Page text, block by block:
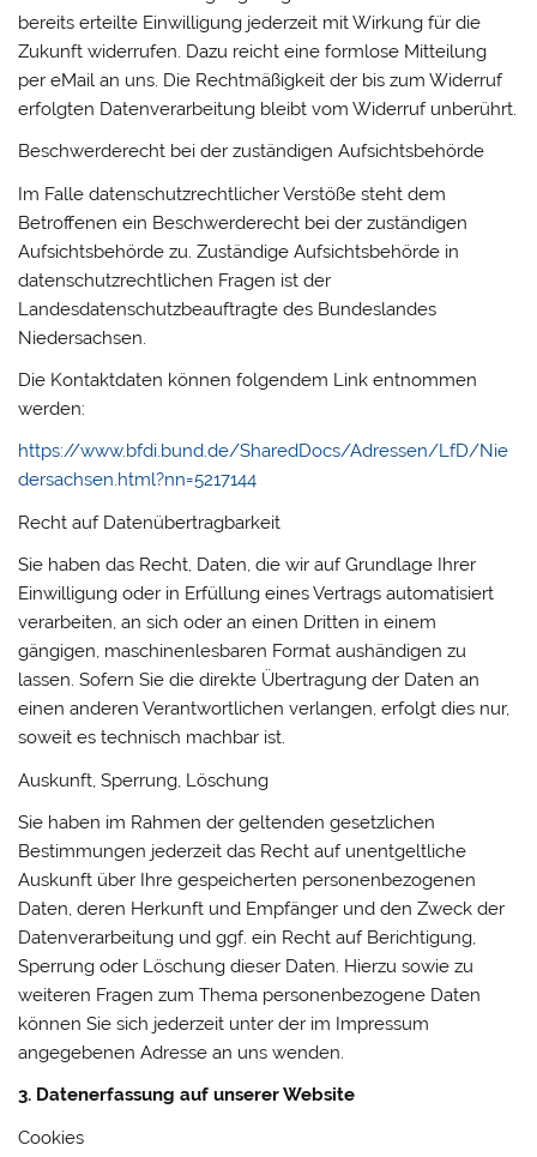
bereits erteilte Einwilligung jederzeit mit Wirkung für die
Zukunft widerrufen. Dazu reicht eine formlose Mitteilung
per eMail an uns. Die Rechtmäßigkeit der bis zum Widerruf
erfolgten Datenverarbeitung bleibt vom Widerruf unberührt.
Beschwerderecht bei der zuständigen Aufsichtsbehörde
Im Falle datenschutzrechtlicher Verstöße steht dem
Betroffenen ein Beschwerderecht bei der zuständigen
Aufsichtsbehörde zu. Zuständige Aufsichtsbehörde in
datenschutzrechtlichen Fragen ist der
Landesdatenschutzbeauftragte des Bundeslandes
Niedersachsen.
Die Kontaktdaten können folgendem Link entnommen
werden:
https://www.bfdi.bund.de/SharedDocs/Adressen/LfD/Nie
dersachsen.html?nn=5217144
Recht auf Datenübertragbarkeit
Sie haben das Recht, Daten, die wir auf Grundlage Ihrer
Einwilligung oder in Erfüllung eines Vertrags automatisiert
verarbeiten, an sich oder an einen Dritten in einem
gängigen, maschinenlesbaren Format aushändigen zu
lassen. Sofern Sie die direkte Übertragung der Daten an
einen anderen Verantwortlichen verlangen, erfolgt dies nur,
soweit es technisch machbar ist.
Auskunft, Sperrung, Löschung
Sie haben im Rahmen der geltenden gesetzlichen
Bestimmungen jederzeit das Recht auf unentgeltliche
Auskunft über Ihre gespeicherten personenbezogenen
Daten, deren Herkunft und Empfänger und den Zweck der
Datenverarbeitung und ggf. ein Recht auf Berichtigung,
Sperrung oder Löschung dieser Daten. Hierzu sowie zu
weiteren Fragen zum Thema personenbezogene Daten
können Sie sich jederzeit unter der im Impressum
angegebenen Adresse an uns wenden.
3. Datenerfassung auf unserer Website
Cookies